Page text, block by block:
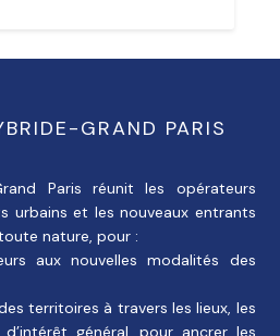
GRAND PARIS
Paris réunit les opérateurs
urbains et les nouveaux entrants
nature, pour :
aux nouvelles modalités des
territoires à travers les lieux, les
général, pour ancrer les